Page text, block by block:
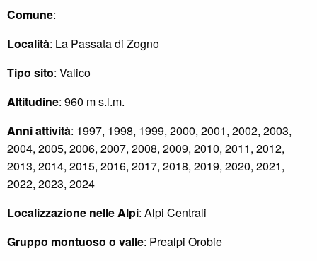
Comune:
Località: La Passata di Zogno
Tipo sito: Valico
Altitudine: 960 m s.l.m.
Anni attività: 1997, 1998, 1999, 2000, 2001, 2002, 2003,
2004, 2005, 2006, 2007, 2008, 2009, 2010, 2011, 2012,
2013, 2014, 2015, 2016, 2017, 2018, 2019, 2020, 2021,
2022, 2023, 2024
Localizzazione nelle Alpi: Alpi Centrali
Gruppo montuoso o valle: Prealpi Orobie